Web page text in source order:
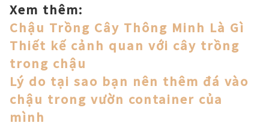
Xem thêm:
Chậu Trồng Cây Thông Minh Là Gì
Thiết kế cảnh quan với cây trồng
trong chậu
Lý do tại sao bạn nên thêm đá vào
chậu trong vườn container của
mình